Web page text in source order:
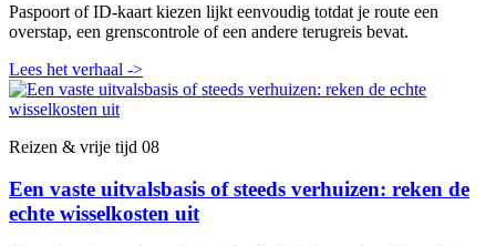
Paspoort of ID-kaart kiezen lijkt eenvoudig totdat je route een
overstap, een grenscontrole of een andere terugreis bevat.
Lees het verhaal ->
Reizen & vrije tijd 08
Een vaste uitvalsbasis of steeds verhuizen: reken de
echte wisselkosten uit